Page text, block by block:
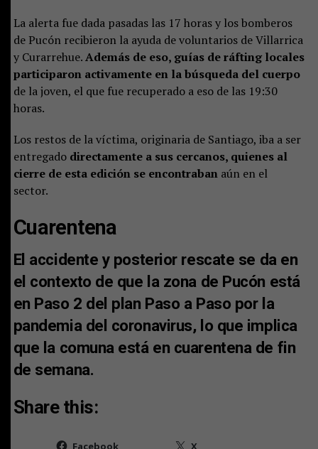
La alerta fue dada pasadas las 17 horas y los bomberos
de Pucón recibieron la ayuda de voluntarios de Villarrica
y Curarrehue.Además de eso, guías de ráfting locales
participaron activamente en la búsqueda del cuerpo
de la joven, el que fue recuperado a eso de las 19:30
horas.
Los restos de la víctima, originaria de Santiago, iba a ser
entregado directamente a sus cercanos, quienes al
cierre de esta edición se encontrabanaún en el
sector.
Cuarentena
El accidente y posterior rescate se da en
el contexto de que la zona de Pucón está
en Paso 2 del plan Paso a Paso por la
pandemia del coronavirus, lo que implica
que la comuna está en cuarentena de fin
de semana.
Share this:
Facebook X